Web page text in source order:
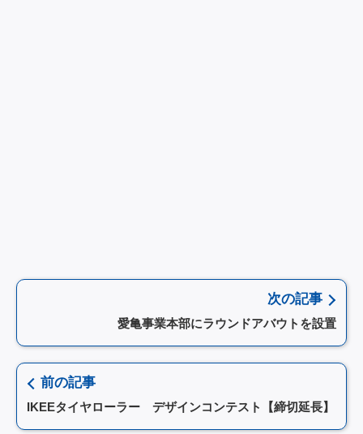
次の記事
愛亀事業本部にラウンドアバウトを設置
前の記事
IKEEタイヤローラー デザインコンテスト【締切延長】